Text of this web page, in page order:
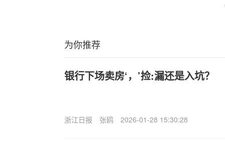
为你推荐
银行下场卖房‘，’捡:漏还是入坑？
浙江日报 张鸥 2026-01-28 15:30:28